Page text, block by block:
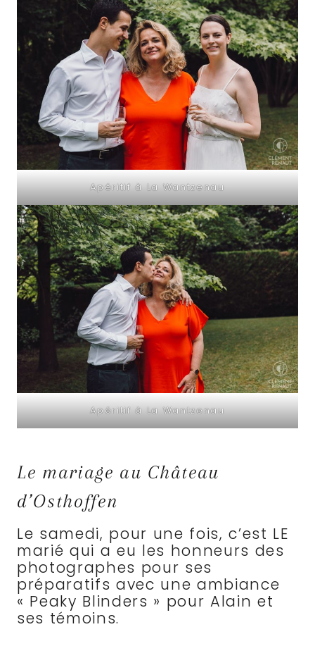
Apéritif à La Wantzenau
Apéritif à La Wantzenau
Le mariage au Château
d’Osthoffen
Le samedi, pour une fois, c’est LE
marié qui a eu les honneurs des
photographes pour ses
préparatifs avec une ambiance
« Peaky Blinders » pour Alain et
ses témoins.